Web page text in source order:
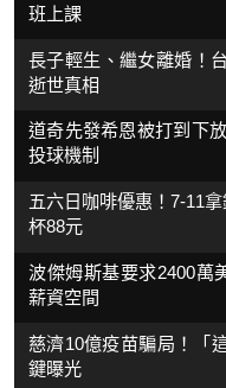
班上課
長子輕生、繼女離婚！
逝世真相
道奇先發希恩被打到下
投球機制
五六日咖啡優惠！7-11
杯88元
波傑姆斯基要求2400
薪資空間
慈濟10億疫苗騙局！「
鍵曝光